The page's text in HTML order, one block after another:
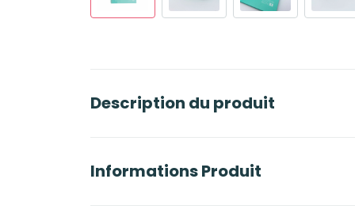
Description du produit
Informations Produit